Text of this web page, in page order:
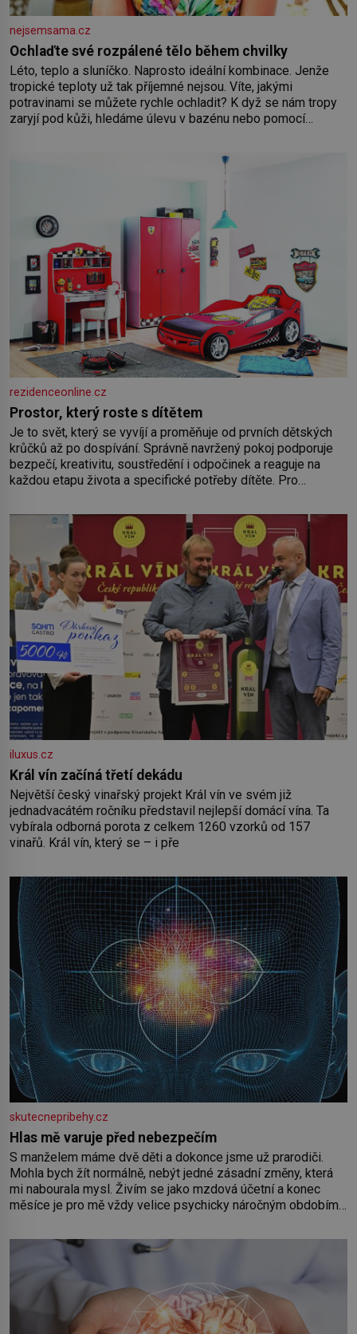
nejsemsama.cz
Ochlaďte své rozpálené tělo během chvilky
Léto, teplo a sluníčko. Naprosto ideální kombinace. Jenže
tropické teploty už tak příjemné nejsou. Víte, jakými
potravinami se můžete rychle ochladit? K dyž se nám tropy
zaryjí pod kůži, hledáme úlevu v bazénu nebo pomocí
rezidenceonline.cz
Prostor, který roste s dítětem
Je to svět, který se vyvíjí a proměňuje od prvních dětských
krůčků až po dospívání. Správně navržený pokoj podporuje
bezpečí, kreativitu, soustředění i odpočinek a reaguje na
každou etapu života a specifické potřeby dítěte. Pro
by pokoj miminka měl působit především klidně a útulně.
Předškolní věk je
iluxus.cz
Král vín začíná třetí dekádu
Největší český vinařský projekt Král vín ve svém již
jednadvacátém ročníku představil nejlepší domácí vína. Ta
vybírala odborná porota z celkem 1260 vzorků od 157
vinařů. Král vín, který se – i pře
skutecnepribehy.cz
Hlas mě varuje před nebezpečím
S manželem máme dvě děti a dokonce jsme už prarodiči.
Mohla bych žít normálně, nebýt jedné zásadní změny, která
mi nabourala mysl. Živím se jako mzdová účetní a konec
měsíce je pro mě vždy velice psychicky náročným obdobím.
o pomoc, co se hlídání týče. Dalo by se